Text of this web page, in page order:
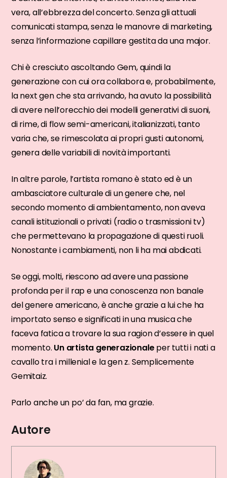
vera, all’ebbrezza del concerto. Senza gli attuali
comunicati stampa, senza le manovre di marketing,
senza l’informazione capillare gestita da una major.
Chi è cresciuto ascoltando Gem, quindi la
generazione con cui ora collabora e, probabilmente,
la next gen che sta arrivando, ha avuto la possibilità
di avere nell’orecchio dei modelli generativi di suoni,
di rime, di flow semi-americani, italianizzati, tanto
varia che, se rimescolata ai propri gusti autonomi,
genera delle variabili di novità importanti.
In altre parole, l’artista romano è stato ed è un
ambasciatore culturale di un genere che, nel
secondo momento di ambientamento, non aveva
canali istituzionali o privati (radio o trasmissioni tv)
che permettevano la propagazione di questi ruoli.
Nonostante i cambiamenti, non li ha mai abdicati.
Se oggi, molti, riescono ad avere una passione
profonda per il rap e una conoscenza non banale
del genere americano, è anche grazie a lui che ha
importato senso e significati in una musica che
faceva fatica a trovare la sua ragion d’essere in quel
momento. Un artista generazionaleper tutti i nati a
cavallo tra i millenial e la gen z. Semplicemente
Gemitaiz.
Parlo anche un po’ da fan, ma grazie.
Autore